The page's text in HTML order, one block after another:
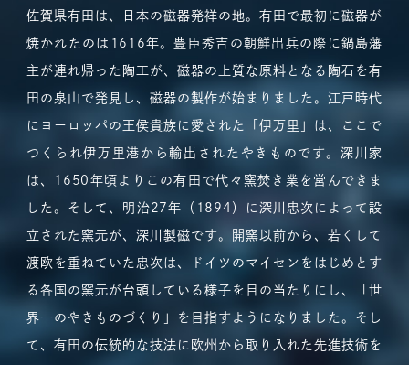
佐賀県有田は、日本の磁器発祥の地。有田で最初に磁器が
焼かれたのは1616年。豊臣秀吉の朝鮮出兵の際に鍋島藩
主が連れ帰った陶工が、磁器の上質な原料となる陶石を有
田の泉山で発見し、磁器の製作が始まりました。江戸時代
にヨーロッパの王侯貴族に愛された「伊万里」は、ここで
つくられ伊万里港から輸出されたやきものです。深川家
は、1650年頃よりこの有田で代々窯焚き業を営んできま
した。そして、明治27年（1894）に深川忠次によって設
立された窯元が、深川製磁です。開窯以前から、若くして
渡欧を重ねていた忠次は、ドイツのマイセンをはじめとす
る各国の窯元が台頭している様子を目の当たりにし、「世
界一のやきものづくり」を目指すようになりました。そし
て、有田の伝統的な技法に欧州から取り入れた先進技術を